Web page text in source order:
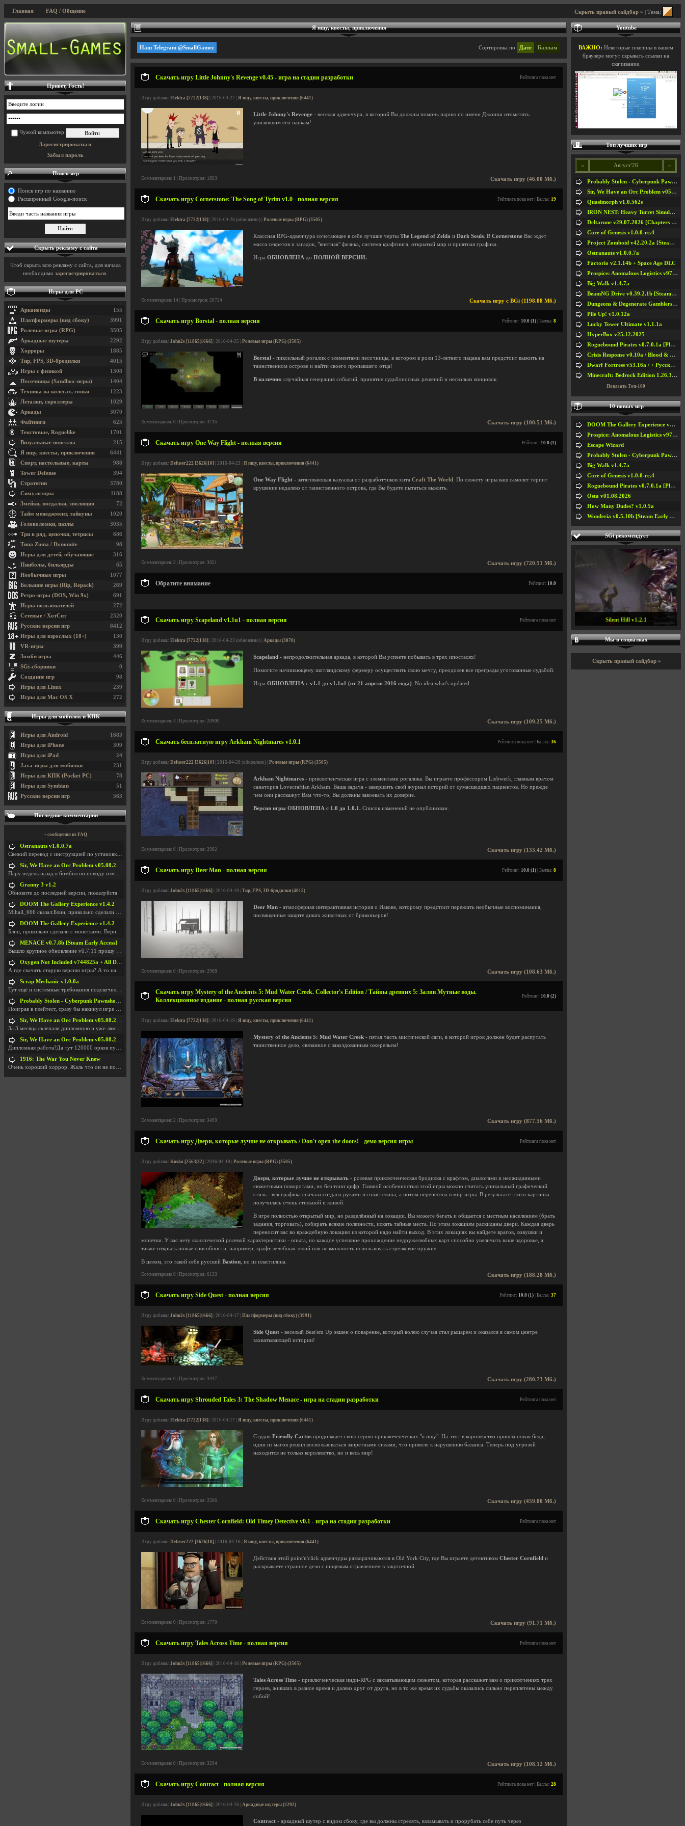
Скрыть правый сайдбар » | Тема:
Главная FAQ / Общение
Я ищу, квесты, приключения
Сортировка по Дате Баллам
Наш Telegram @SmallGamez
Скачать игру Little Johnny's Revenge v0.45 - игра на стадии разработки Рейтинга пока нет
Игру добавил Elektra [7722|138] | 2016-04-27 | Я ищу, квесты, приключения (6441)
Little Johnny's Revenge - веселая адвенчура, в которой Вы должны помочь парню по имени Джонни отомстить
унизившим его панкам!
Скачать игру (46.00 Мб.)
Комментариев: 1 | Просмотров: 1893
Скачать игру Cornerstone: The Song of Tyrim v1.0 - полная версия Рейтинга пока нет | Баллы: 19
Игру добавил Elektra [7722|138] | 2016-04-26 (обновлено) | Ролевые игры (RPG) (3505)
Классная RPG-адвенчура сочетающее в себе лучшие черты The Legend of Zelda и Dark Souls . В Cornerstone Вас ждет
масса секретов и загадок, "внятная" физика, система крафтинга, открытый мир и приятная графика.
Игра ОБНОВЛЕНА до ПОЛНОЙ ВЕРСИИ.
Скачать игру с BGi (1198.08 Мб.)
Комментариев: 14 | Просмотров: 20724
Скачать игру Borstal - полная версия Рейтинг: 10.0 (1) | Баллы: 8
Игру добавил John2s [11865|1666] | 2016-04-25 | Ролевые игры (RPG) (3505)
Borstal - пиксельный рогалик с элементами песочницы, в котором в роли 13-летнего пацана вам предстоит выжить на
таинственном острове и найти своего пропавшего отца!
В наличии: случайная генерация событий, принятие судьбоносных решений и несколько концовок.
Скачать игру (100.51 Мб.)
Комментариев: 0 | Просмотров: 4715
Скачать игру One Way Flight - полная версия Рейтинг: 10.0 (1)
Игру добавил Defuser222 [3626|10] | 2016-04-23 | Я ищу, квесты, приключения (6441)
One Way Flight - затягивающая казуалка от разработчиков хита Craft The World
. По сюжету игры ваш самолет терпит
крушение недалеко от таинственного острова, где Вы будете пытаться выжить.
Скачать игру (720.51 Мб.)
Комментариев: 2 | Просмотров: 3051
Обратите внимание Рейтинг: 10.0
Скачать игру Scapeland v1.1u1 - полная версия Рейтинга пока нет
Игру добавил Elektra [7722|138] | 2016-04-23 (обновлено) | Аркады (3070)
Scapeland - непродолжительная аркада, в которой Вы успеете побывать в трех ипостасях!
Помогите начинающему шотландскому фермеру осуществить свою мечту, преодолев все преграды уготованные судьбой.
Игра ОБНОВЛЕНА с v1.1 до v1.1u1 (от 21 апреля 2016 года) . No idea what's updated.
Скачать игру (109.25 Мб.)
Комментариев: 4 | Просмотров: 20900
Скачать бесплатную игру Arkham Nightmares v1.0.1 Рейтинга пока нет | Баллы: 36
Игру добавил Defuser222 [3626|10] | 2016-04-20 (обновлено) | Ролевые игры (RPG) (3505)
Arkham Nightmares - приключенческая игра с элементами рогалика. Вы играете профессором Liebwerk, главным врачом
санатория Lovecraftian Arkham. Ваша задача - завершить свой журнал историй от сумасшедших пациентов. Но прежде
чем они расскажут Вам что-то, Вы должны завоевать их доверие.
Версия игры ОБНОВЛЕНА с 1.0 до 1.0.1. Список изменений не опубликован.
Скачать игру (133.42 Мб.)
Комментариев: 0 | Просмотров: 2982
Скачать игру Deer Man - полная версия Рейтинг: 10.0 (1) | Баллы: 8
Игру добавил John2s [11865|1666] | 2016-04-19 | Тир, FPS, 3D-бродилки (4015)
Deer Man - атмосферная интерактивная история о Иакове, которому предстоит пережить необычные воспоминания,
посвященные защите диких животных от браконьеров!
Скачать игру (108.63 Мб.)
Комментариев: 0 | Просмотров: 2988
Скачать игру Mystery of the Ancients 5: Mud Water Creek. Collector's Edition / Тайны древних 5: Залив Мутные воды.
Коллекционное издание - полная русская версия
Рейтинг: 10.0 (2)
Игру добавил Elektra [7722|138] | 2016-04-19 | Я ищу, квесты, приключения (6441)
Mystery of the Ancients 5: Mud Water Creek - пятая часть мистической саги, в которой игрок должен будет распутать
таинственное дело, связанное с заколдованным ожерельем!
Скачать игру (877.56 Мб.)
Комментариев: 2 | Просмотров: 3499
Скачать игру Двери, которые лучше не открывать / Don't open the doors! - демо версия игры Рейтинга пока нет
Игру добавил Kusko [2563|32] | 2016-04-19 | Ролевые игры (RPG) (3505)
Двери, которые лучше не открывать - ролевая приключенческая бродилка с крафтом, диалогами и неожиданными
сюжетными поворотами, но без тонн цифр. Главной особенностью этой игры можно считать уникальный графический
стиль - вся графика сначала создана руками из пластелина, а потом перенесена в мир игры. В результате этого картинка
получилась очень стильной и живой.
В игре полностью открытый мир, но разделённый на локации. Вы можете бегать и общается с местным населением (брать
задания, торговать), собирать всякие полезности, искать тайные места. По этим локациям раскиданы двери. Каждая дверь
переносит вас во враждебную локацию из которой надо найти выход. В этих локациях вы найдете врагов, ловушки и
монетки. У вас нету классической ролевой характеристики - опыта, но каждое успешное прохождение недружелюбных карт способно увеличить ваше здоровье, а
также открыть новые способности, например, крафт лечебных зелий или возможность использовать стрелковое оружие.
В целом, это такой себе русский Bastioп , но из пластилина.
Скачать игру (188.28 Мб.)
Комментариев: 6 | Просмотров: 6133
Скачать игру Side Quest - полная версия Рейтинг: 10.0 (1) | Баллы: 37
Игру добавил John2s [11865|1666] | 2016-04-17 | Платформеры (вид сбоку) (3991)
Side Quest - веселый Beat'em Up экшен о поваренке, который волею случая стал рыцарем и оказался в самом центре
захватывающей истории!
Скачать игру (280.73 Мб.)
Комментариев: 0 | Просмотров: 3447
Скачать игру Shrouded Tales 3: The Shadow Menace - игра на стадии разработки Рейтинга пока нет
Игру добавил Elektra [7722|138] | 2016-04-17 | Я ищу, квесты, приключения (6441)
Студия Friendly Cactus продолжает свою серию приключенческих "я ищу". На этот в королевство пришла новая беда,
один из магов решил воспользоваться запретными силами, что привело к нарушению баланса. Теперь под угрозой
находится не только королевство, но и весь мир!
Скачать игру (459.80 Мб.)
Комментариев: 0 | Просмотров: 2506
Скачать игру Chester Cornfield: Old Timey Detective v0.1 - игра на стадии разработки Рейтинга пока нет
Игру добавил Defuser222 [3626|10] | 2016-04-16 | Я ищу, квесты, приключения (6441)
Действия этой point'n'click адвенчуры разворачиваются в Old York City, где Вы играете детективом Chester Cornfield и
раскрываете странное дело с пищевым отравлением в закусочной.
Скачать игру (91.71 Мб.)
Комментариев: 0 | Просмотров: 1770
Скачать игру Tales Across Time - полная версия Рейтинга пока нет
Игру добавил John2s [11865|1666] | 2016-04-16 | Ролевые игры (RPG) (3505)
Tales Across Time - приключенческая инди-RPG с захватывающим сюжетом, которая расскажет вам о приключениях трех
героев, живших в разное время и далеко друг от друга, но в то же время их судьбы оказались сильно переплетены между
собой!
Скачать игру (108.12 Мб.)
Комментариев: 0 | Просмотров: 3294
Скачать игру Contract - полная версия Рейтинга пока нет | Баллы: 28
Игру добавил John2s [11865|1666] | 2016-04-16 | Аркадные шутеры (2292)
Contract - аркадный шутер с видом сбоку, где вы должны стрелять, взламывать и прорубать себе путь через
Привет, Гость!
Чужой компьютер
Зарегистрироваться
Забыл пароль
Поиск игр
Поиск игр по названию
Расширенный Google-поиск
Скрыть рекламу с сайта
Чтоб скрыть всю рекламу с сайта, для начала
необходимо зарегистрироваться
Игры для PC
155
Арканоиды
3991
Платформеры (вид сбоку)
3505
Ролевые игры (RPG)
2292
Аркадные шутеры
1885
Хорроры
4015
Тир, FPS, 3D-бродилки
1308
Игры с физикой
1404
Песочницы (Sandbox-игры)
1223
Техника на колесах, гонки
1029
Леталки, скроллеры
3070
Аркады
625
Файтинги
1701
Текстовые, Roguelike
215
Визуальные новеллы
6441
Я ищу, квесты, приключения
988
Спорт, настольные, карты
394
Tower Defense
3780
Стратегии
1188
Симуляторы
72
Змейки, поедалки, эволюция
1020
Тайм менеджмент, тайкуны
3035
Головоломки, пазлы
686
Три в ряд, цепочки, тетрисы
98
Типа Zuma / Dynomite
316
Игры для детей, обучающие
65
Пинболы, бильярды
1077
Необычные игры
269
Большие игры (Rip, Repack)
691
Ретро-игры (DOS, Win 9x)
272
Игры пользователей
2320
Сетевые / ХотСит
8412
Русские версии игр
130
Игры для взрослых (18+)
399
VR-игры
446
Зомби игры
0
SGi-сборники
98
Создание игр
239
Игры для Linux
272
Игры для Mac OS X
Игры для мобилок и КПК
1683
Игры для Android
309
Игры для iPhone
24
Игры для iPad
231
Java-игры для мобилки
78
Игры для КПК (Pocket PC)
51
Игры для Symbian
563
Русские версии игр
Последние комментарии
+ сообщения из FAQ
Ostranauts v1.0.0.7a
Свежий перевод с инструкцией по установкеhttps://g
Sir, We Have an Orc Problem v05.08.2026
Пару недель назад я бомбил по поводу изменения мин
Granny 3 v1.2
Обновите до последней версии, пожалуйста
DOOM The Gallery Experience v1.4.2
Mihail_666 сказал:Блин, прикольно сделали с монетк
DOOM The Gallery Experience v1.4.2
Блин, прикольно сделали с монетками. Вернулся в св
MENACE v0.7.8b [Steam Early Access]
Вышло крупное обновление v0.7.11 прошу обновить
Oxygen Not Included v744825a + All DLC
А где скачать старую версию игры? А то на новой но
Scrap Mechanic v1.0.0a
Тут ещё и системные требования подскочили. Если не
Probably Stolen - Cyberpunk Pawnshop Simulator v048c [Playtest]
Поиграв в плейтест, сразу бы накинул игре наивысши
Sir, We Have an Orc Problem v05.08.2026
За 3 месяца склепали дипломную и уже лям двести ба
Sir, We Have an Orc Problem v05.08.2026
Дипломная работа?Да тут 120000 орков путь выбирают
1916: The War You Never Knew
Очень хороший хоррор. Жаль что он не получил должн
Youtube
ВАЖНО: Некоторые плагины в вашем
браузере могут скрывать ссылки на
скачивание.
Топ лучших игр
« Август'26 »
Probably Stolen - Cyberpunk Pawnshop Simulator v048c [Playtest]
Sir, We Have an Orc Problem v05.08.2026
Quasimorph v1.0.562s
IRON NEST: Heavy Turret Simulator v1.0a
Deltarune v29.07.2026 [Chapters 1-5] / + RUS [Chapters 1-5]
Core of Genesis v1.0.0-rc.4
Project Zomboid v42.20.2a [Steam Early Access]
Ostranauts v1.0.0.7a
Factorio v2.1.14b + Space Age DLC
Prospice: Anomalous Logistics v97 [Playtest]
Big Walk v1.4.7a
BeamNG Drive v0.39.2.1b [Steam Early Access]
Dungeons & Degenerate Gamblers v2.0.2a
Pile Up! v1.0.12a
Lucky Tower Ultimate v1.1.1a
HyperBox v25.12.2025
Roguebound Pirates v0.7.0.1a [Playtest]
Crisis Response v0.10a / Blood & Bullet
Dwarf Fortress v53.16a / + Русская Версия v50.12a
Minecraft: Bedrock Edition 1.26.33.1a / + TLauncher v2.89
Показать Топ-100
10 новых игр
DOOM The Gallery Experience v1.4.2
Prospice: Anomalous Logistics v97 [Playtest]
Escape Wizard
Probably Stolen - Cyberpunk Pawnshop Simulator v048c [Playtest]
Big Walk v1.4.7a
Core of Genesis v1.0.0-rc.4
Roguebound Pirates v0.7.0.1a [Playtest]
Osta v01.08.2026
How Many Dudes? v1.0.5a
Wonderia v0.5.10b [Steam Early Access]
SGi рекомендует
Silent Hill v1.2.1
Мы в социалках
Скрыть правый сайдбар »